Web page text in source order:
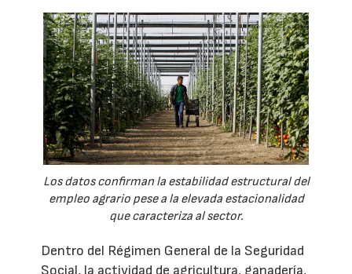
Los datos confirman la estabilidad estructural del
empleo agrario pese a la elevada estacionalidad
que caracteriza al sector.
Dentro del Régimen General de la Seguridad
Social, la actividad de agricultura, ganadería,